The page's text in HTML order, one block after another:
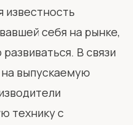
известность
себя на рынке,
В связи
выпускаемую
технику с